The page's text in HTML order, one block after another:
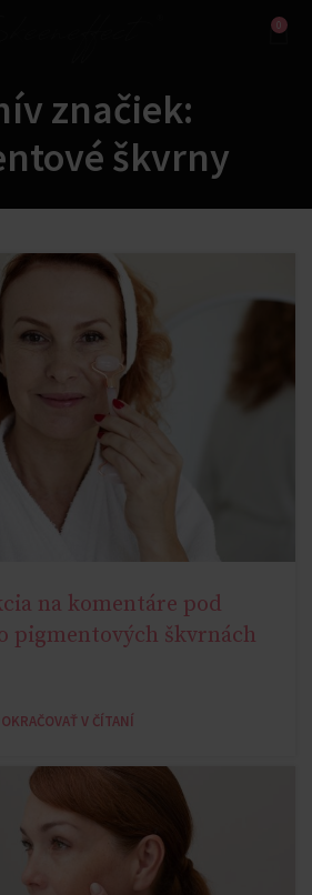
0
značiek:
škvrny
na komentáre pod
pigmentových škvrnách
V ČÍTANÍ